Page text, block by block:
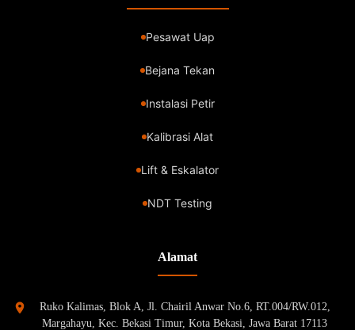
Pesawat Uap
Bejana Tekan
Instalasi Petir
Kalibrasi Alat
Lift & Eskalator
NDT Testing
Alamat
Ruko Kalimas, Blok A, Jl. Chairil Anwar No.6, RT.004/RW.012,
Margahayu, Kec. Bekasi Timur, Kota Bekasi, Jawa Barat 17113